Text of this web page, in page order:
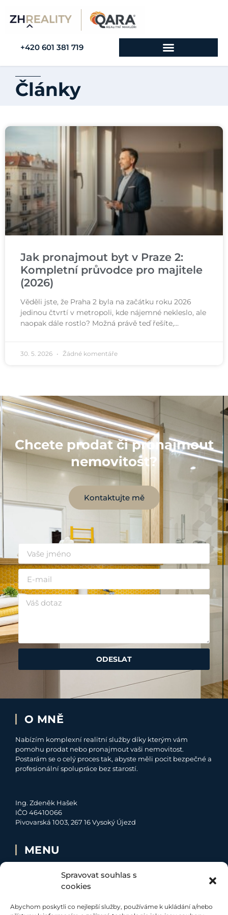
Spravovat souhlas s
cookies
Abychom poskytli co nejlepší služby, používáme k ukládání a/nebo
+420 601 381 719
Články
Jak pronajmout byt v Praze 2:
Kompletní průvodce pro majitele
(2026)
Věděli jste, že Praha 2 byla na začátku roku 2026
jedinou čtvrtí v metropoli, kde nájemné nekleslo, ale
naopak dále rostlo? Možná právě teď řešíte,…
30. 5. 2026 Žádné komentáře
Chcete prodat či pronajmout
nemovitost?
Kontaktujte mě
ODESLAT
O MNĚ
Nabízím komplexní realitní služby díky kterým vám
pomohu prodat nebo pronajmout vaši nemovitost.
Postarám se o celý proces tak, abyste měli pocit bezpečné a
profesionální spolupráce bez starostí.
Ing. Zdeněk Hašek
IČO 46410066
Pivovarská 1003, 267 16 Vysoký Újezd
MENU